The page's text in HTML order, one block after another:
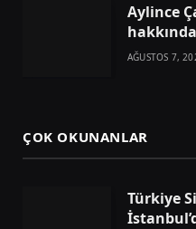
Aylince
AĞUSTOS 7,
ÇOK OKUNANLAR
Türkiye